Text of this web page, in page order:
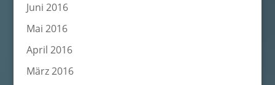
Juni 2016
Mai 2016
April 2016
März 2016